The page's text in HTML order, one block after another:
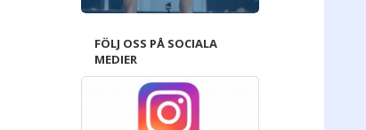
FÖLJ OSS PÅ SOCIALA
MEDIER